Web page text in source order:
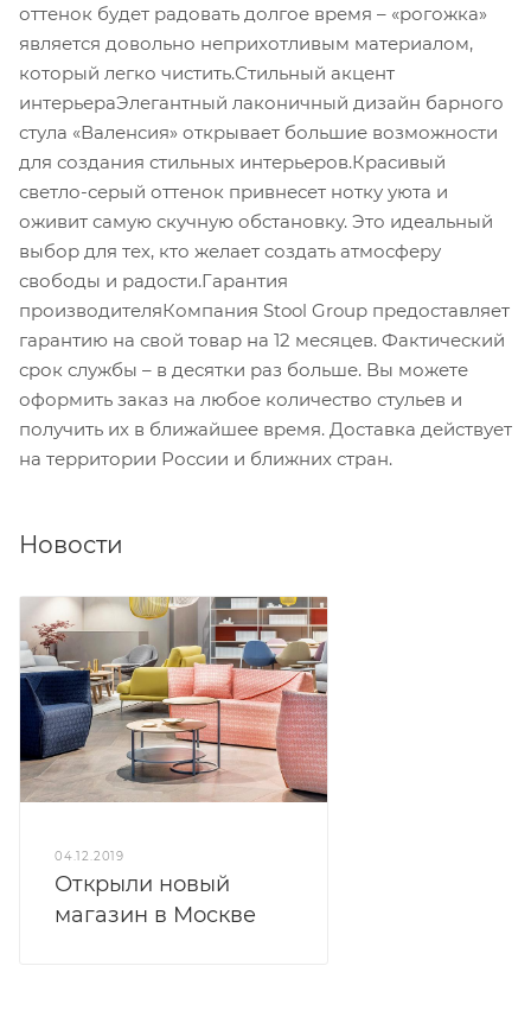
оттенок будет радовать долгое время – «рогожка»
является довольно неприхотливым материалом,
который легко чистить.Стильный акцент
интерьераЭлегантный лаконичный дизайн барного
стула «Валенсия» открывает большие возможности
для создания стильных интерьеров.Красивый
светло-серый оттенок привнесет нотку уюта и
оживит самую скучную обстановку. Это идеальный
выбор для тех, кто желает создать атмосферу
свободы и радости.Гарантия
производителяКомпания Stool Group предоставляет
гарантию на свой товар на 12 месяцев. Фактический
срок службы – в десятки раз больше. Вы можете
оформить заказ на любое количество стульев и
получить их в ближайшее время. Доставка действует
на территории России и ближних стран.
Новости
04.12.2019
Открыли новый
магазин в Москве